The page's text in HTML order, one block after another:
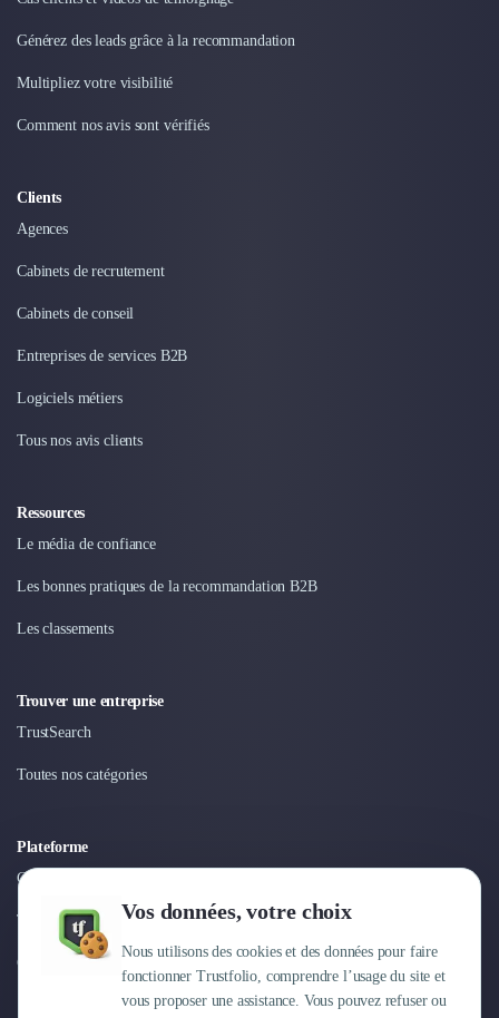
Vos données, votre choix
Nous utilisons des cookies et des données pour faire
fonctionner Trustfolio, comprendre l’usage du site et
vous proposer une assistance. Vous pouvez refuser ou
Réalité Virtuelle (VR)
Bureaux d'Entreprise
Impression
Traiteur & Restauration
Conception & Aménagement de Bureaux
Sourcing et Imports
Développement à l'international
Réhabilitation et maintenance
Logiciel PropTech
Clubs & Réseaux Professionnels
Espaces de Coworking
Générez des leads grâce à la recommandation
Multipliez votre visibilité
Comment nos avis sont vérifiés
Clients
Agences
Cabinets de recrutement
Cabinets de conseil
Entreprises de services B2B
Logiciels métiers
Tous nos avis clients
Ressources
Le média de confiance
Les bonnes pratiques de la recommandation B2B
Les classements
Trouver une entreprise
TrustSearch
Toutes nos catégories
Plateforme
Connexion
Tarifs
Centre d'aide